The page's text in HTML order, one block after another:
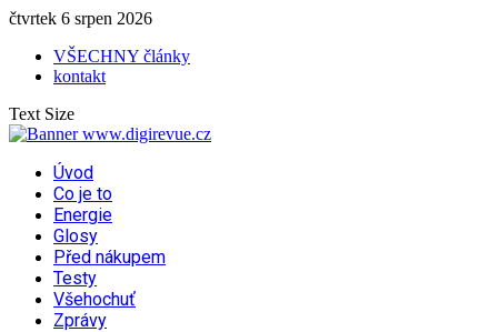
čtvrtek 6 srpen 2026
VŠECHNY články
kontakt
Text Size
Úvod
Co je to
Energie
Glosy
Před nákupem
Testy
Všehochuť
Zprávy